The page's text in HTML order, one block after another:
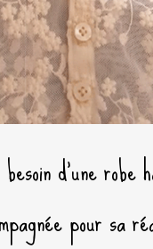
d’une robe
pour sa